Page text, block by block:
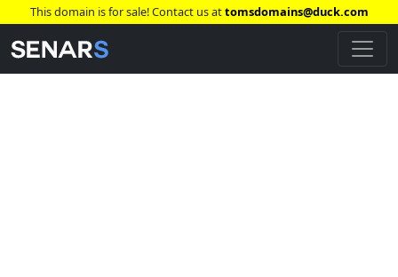
This domain is for sale! Contact us attomsdomains@duck.com